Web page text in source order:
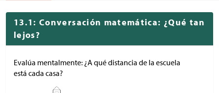
13.1: Conversación matemática: ¿Qué tan
lejos?
Evalúa mentalmente: ¿A qué distancia de la escuela
está cada casa?